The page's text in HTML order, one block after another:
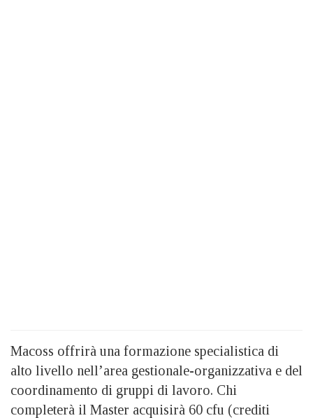
Macoss offrirà una formazione specialistica di
alto livello nell’area gestionale-organizzativa e del
coordinamento di gruppi di lavoro. Chi
completerà il Master acquisirà 60 cfu (crediti